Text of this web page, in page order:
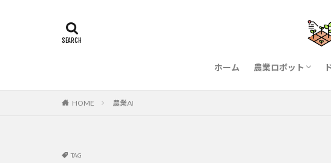
ホーム 農業ロボット
農業ロボットメー
HOME 農業AI
TAG